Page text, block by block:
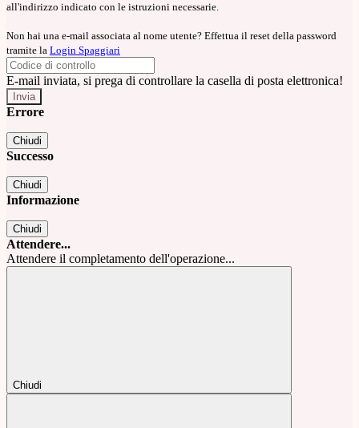
all'indirizzo indicato con le istruzioni necessarie.
Non hai una e-mail associata al nome utente? Effettua il reset della password
tramite la Login Spaggiari
E-mail inviata, si prega di controllare la casella di posta elettronica!
Errore
Chiudi
Successo
Chiudi
Informazione
Chiudi
Attendere...
Attendere il completamento dell'operazione...
Chiudi